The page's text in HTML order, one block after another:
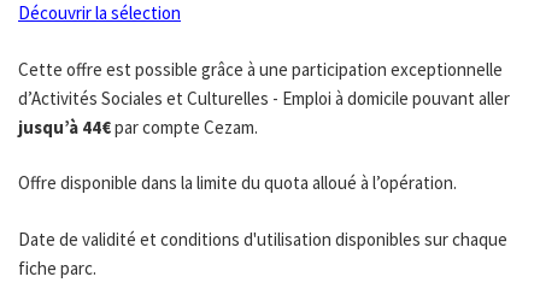
Découvrir la sélection
Cette offre est possible grâce à une participation exceptionnelle
d’Activités Sociales et Culturelles - Emploi à domicile pouvant aller
jusqu’à 44€par compte Cezam.
Offre disponible dans la limite du quota alloué à l’opération.
Date de validité et conditions d'utilisation disponibles sur chaque
fiche parc.